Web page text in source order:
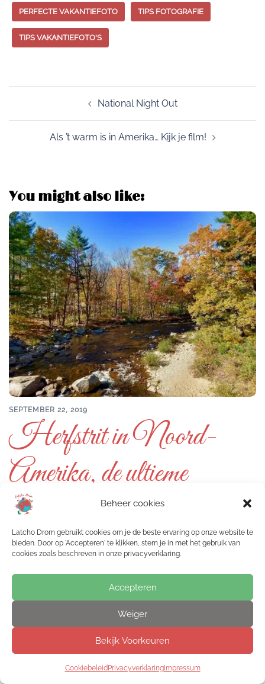
Beheer cookies
Latcho Drom gebruikt cookies om je de beste ervaring op onze website te
bieden. Door op 'Accepteren' te klikken, stem je in met het gebruik van
cookies zoals beschreven in onze privacyverklaring.
Accepteren
Weiger
Bekijk Voorkeuren
CookiebeleidPrivacyverklaringImpressum
PERFECTE VAKANTIEFOTO TIPS FOTOGRAFIE
TIPS VAKANTIEFOTO'S
National Night Out
Als ’t warm is in Amerika… Kijk je film!
You might also like:
SEPTEMBER 22, 2019
Herfstrit in Noord-
Amerika, de ultieme
roadtrip!